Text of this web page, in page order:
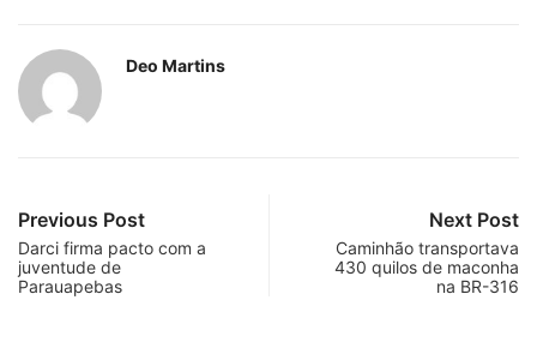
Deo Martins
Previous Post
Darci firma pacto com a
juventude de
Parauapebas
Next Post
Caminhão transportava
430 quilos de maconha
na BR-316